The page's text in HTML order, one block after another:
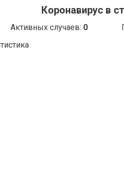
Коронавирус в
Активных случаев: 0